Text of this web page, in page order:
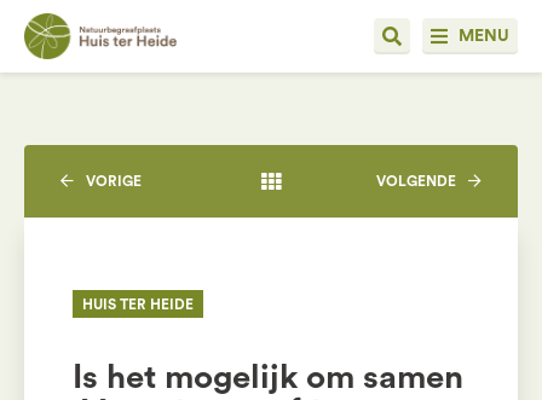
MENU
VORIGE VOLGENDE
HUIS TER HEIDE
Is het mogelijk om samen